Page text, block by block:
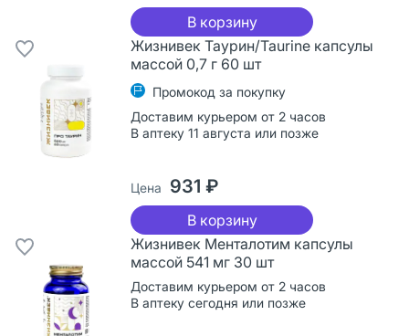
В корзину
Жизнивек Таурин/Taurine капсулы
массой 0,7 г 60 шт
Промокод за покупку
Доставим курьером от 2 часов
В аптеку 11 августа или позже
Цена 931 ₽
В корзину
Жизнивек Менталотим капсулы
массой 541 мг 30 шт
Доставим курьером от 2 часов
В аптеку сегодня или позже